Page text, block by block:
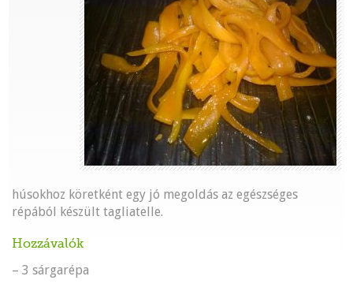
húsokhoz köretként egy jó megoldás az egészséges
répából készült tagliatelle.
Hozzávalók
– 3 sárgarépa